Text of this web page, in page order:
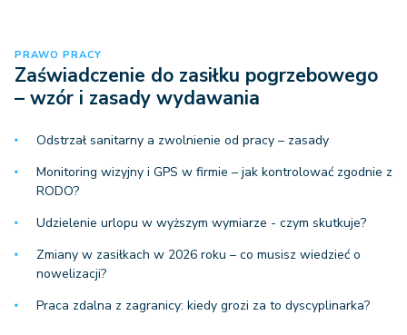
PRAWO PRACY
Zaświadczenie do zasiłku pogrzebowego
– wzór i zasady wydawania
Odstrzał sanitarny a zwolnienie od pracy – zasady
Monitoring wizyjny i GPS w firmie – jak kontrolować zgodnie z
RODO?
Udzielenie urlopu w wyższym wymiarze - czym skutkuje?
Zmiany w zasiłkach w 2026 roku – co musisz wiedzieć o
nowelizacji?
Praca zdalna z zagranicy: kiedy grozi za to dyscyplinarka?